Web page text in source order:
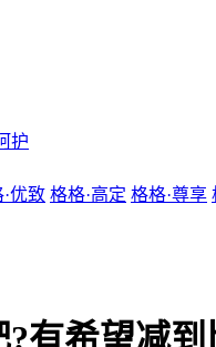
护
优致 格格·高定 格格·尊享
有希望减